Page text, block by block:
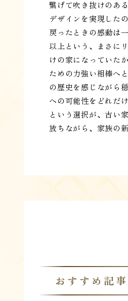
繋げて吹き抜けのあ
デザインを実現した
戻ったときの感動は
以上という、まさに
けの家になっていた
ための力強い相棒へ
の歴史を感じながら
への可能性をどれだ
という選択が、古い
放ちながら、家族の
おすすめ記